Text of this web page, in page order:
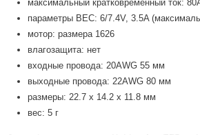
максимальный кратковременный ток:
параметры BEC: 6/7.4V, 3.5A
мотор: размера 1626
влагозащита: нет
входные провода: 20AWG 55 мм
выходные провода: 22AWG 80 мм
размеры: 22.7 x 14.2 x 11.8 мм
вес: 5 г